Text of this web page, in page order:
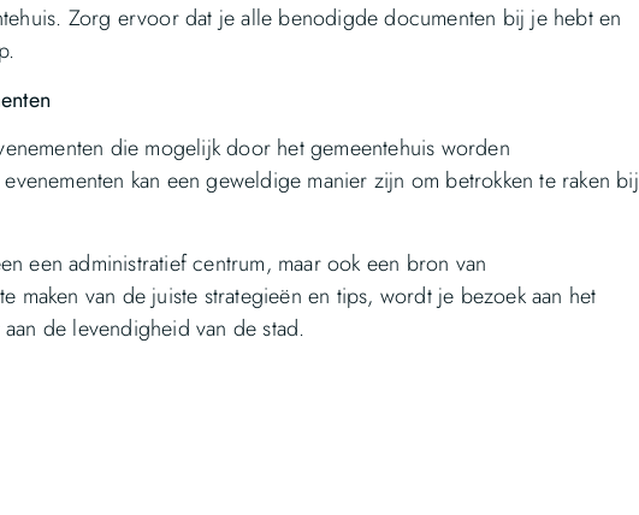
Zorg ervoor dat je alle benodigde documenten bij je hebt en
die mogelijk door het gemeentehuis worden
kan een geweldige manier zijn om betrokken te raken bij
een administratief centrum, maar ook een bron van
maken van de juiste strategieën en tips, wordt je bezoek aan het
de levendigheid van de stad.